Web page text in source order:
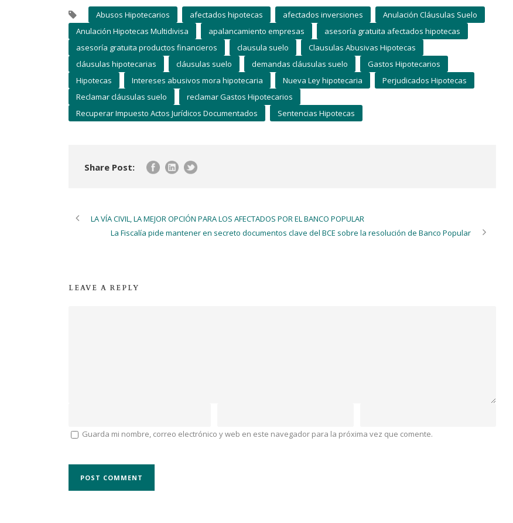
Abusos Hipotecarios afectados hipotecas afectados inversiones
Anulación Cláusulas Suelo
Anulación Hipotecas Multidivisa
apalancamiento empresas
asesoría gratuita afectados hipotecas
asesoría gratuita productos financieros
clausula suelo
Clausulas Abusivas Hipotecas
cláusulas hipotecarias
cláusulas suelo demandas cláusulas suelo
Gastos Hipotecarios
Hipotecas
Intereses abusivos mora hipotecaria Nueva Ley hipotecaria
Perjudicados Hipotecas
Reclamar cláusulas suelo
reclamar Gastos Hipotecarios
Recuperar Impuesto Actos Jurídicos Documentados
Sentencias Hipotecas
Share Post:
LA VÍA CIVIL, LA MEJOR OPCIÓN PARA LOS AFECTADOS POR EL BANCO POPULAR
La Fiscalía pide mantener en secreto documentos clave del BCE sobre la resolución de Banco Popular
LEAVE A REPLY
Guarda mi nombre, correo electrónico y web en este navegador para la próxima vez que comente.